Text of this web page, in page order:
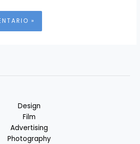
Design
Film
Advertising
Photography